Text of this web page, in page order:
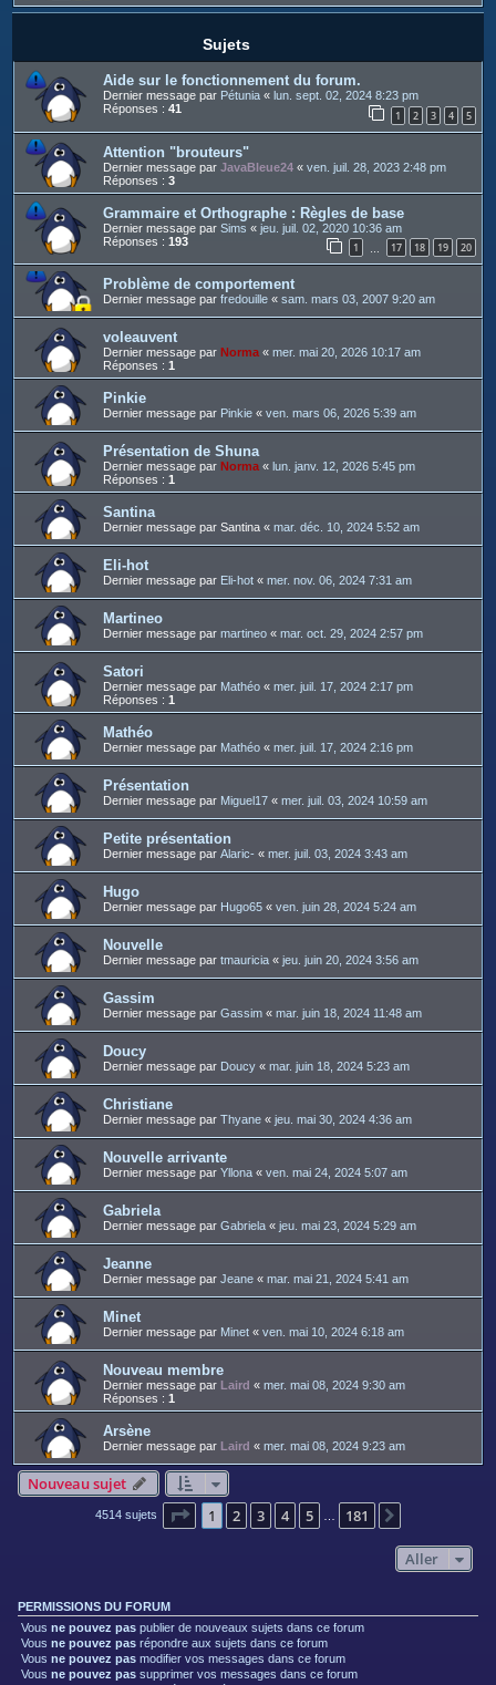
Sujets
Aide sur le fonctionnement du forum.
Dernier message par Pétunia « lun. sept. 02, 2024 8:23 pm
Réponses : 41 1 2 3 4 5
Attention "brouteurs"
Dernier message par JavaBleue24 « ven. juil. 28, 2023 2:48 pm
Réponses : 3
Grammaire et Orthographe : Règles de base
Dernier message par Sims « jeu. juil. 02, 2020 10:36 am
Réponses : 193 1 17 18 19 20
Problème de comportement
Dernier message par fredouille « sam. mars 03, 2007 9:20 am
voleauvent
Dernier message par Norma « mer. mai 20, 2026 10:17 am
Réponses : 1
Pinkie
Dernier message par Pinkie « ven. mars 06, 2026 5:39 am
Présentation de Shuna
Dernier message par Norma « lun. janv. 12, 2026 5:45 pm
Réponses : 1
Santina
Dernier message par Santina « mar. déc. 10, 2024 5:52 am
Eli-hot
Dernier message par Eli-hot « mer. nov. 06, 2024 7:31 am
Martineo
Dernier message par martineo « mar. oct. 29, 2024 2:57 pm
Satori
Dernier message par Mathéo « mer. juil. 17, 2024 2:17 pm
Réponses : 1
Mathéo
Dernier message par Mathéo « mer. juil. 17, 2024 2:16 pm
Présentation
Dernier message par Miguel17 « mer. juil. 03, 2024 10:59 am
Petite présentation
Dernier message par Alaric- « mer. juil. 03, 2024 3:43 am
Hugo
Dernier message par Hugo65 « ven. juin 28, 2024 5:24 am
Nouvelle
Dernier message par tmauricia « jeu. juin 20, 2024 3:56 am
Gassim
Dernier message par Gassim « mar. juin 18, 2024 11:48 am
Doucy
Dernier message par Doucy « mar. juin 18, 2024 5:23 am
Christiane
Dernier message par Thyane « jeu. mai 30, 2024 4:36 am
Nouvelle arrivante
Dernier message par Yllona « ven. mai 24, 2024 5:07 am
Gabriela
Dernier message par Gabriela « jeu. mai 23, 2024 5:29 am
Jeanne
Dernier message par Jeane « mar. mai 21, 2024 5:41 am
Minet
Dernier message par Minet « ven. mai 10, 2024 6:18 am
Nouveau membre
Dernier message par Laird « mer. mai 08, 2024 9:30 am
Réponses : 1
Arsène
Dernier message par Laird « mer. mai 08, 2024 9:23 am
Nouveau sujet
4514 sujets Page 1sur181
1 2 3 4 5 181
Aller
PERMISSIONS DU FORUM
Vous ne pouvez pas publier de nouveaux sujets dans ce forum
Vous ne pouvez pas répondre aux sujets dans ce forum
Vous ne pouvez pas modifier vos messages dans ce forum
Vous ne pouvez pas supprimer vos messages dans ce forum